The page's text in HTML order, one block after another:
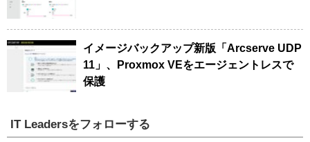
イメージバックアップ新版「Arcserve UDP
11」、Proxmox VEをエージェントレスで
保護
IT Leadersをフォローする